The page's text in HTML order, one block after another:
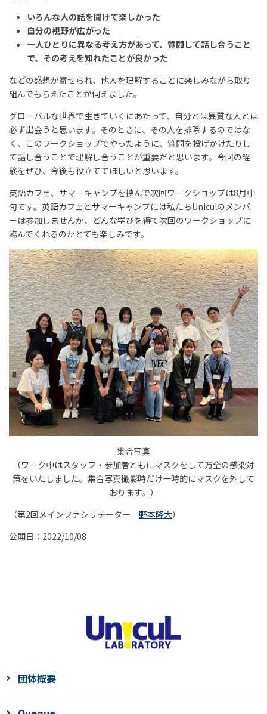
​​いろんな人の話を聞けて楽しかった
自分の視野が広がった
一人ひとりに異なる考え方があって、質問して話し合うこと
で、その考えを知れたことが良かった
などの感想が寄せられ、他人を理解することに楽しみながら取り
組んでもらえたことが伺えました。
グローバルな世界で生きていくにあたって、自分とは異質な人とは
必ず出会うと思います。そのときに、その人を排除するのではな
く、このワークショップでやったように、質問を投げかけたりし
て話し合うことで理解し合うことが重要だと思います。今回の経
験をぜひ、今後も役立ててほしいと思います。
​​英語カフェ、サマーキャンプを挟んで次回ワークショップは8月中
旬です。英語カフェとサマーキャンプには私たちUniculのメンバ
ーは参加しませんが、どんな学びを得て次回のワークショップに
臨んでくれるのかとても楽しみです。
集合写真
（ワーク中はスタッフ・参加者ともにマスクをして万全の感染対
策をいたしました。集合写真撮影時だけ一時的にマスクを外して
おります。）
（第2回メインファシリテーター 野本隆大）
公開日：2022/10/08
団体概要